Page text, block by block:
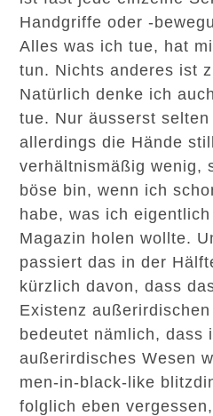
Handgriffe oder -
Alles was ich tue, hat
tun. Nichts anderes ist
Natürlich denke ich
tue. Nur äusserst
allerdings die Hände
verhältnismäßig wenig,
böse bin, wenn ich
habe, was ich
Magazin holen wollte.
passiert das in der
kürzlich davon, dass
Existenz
bedeutet nämlich, dass
außerirdisches Wesen
men-in-black-like
folglich eben